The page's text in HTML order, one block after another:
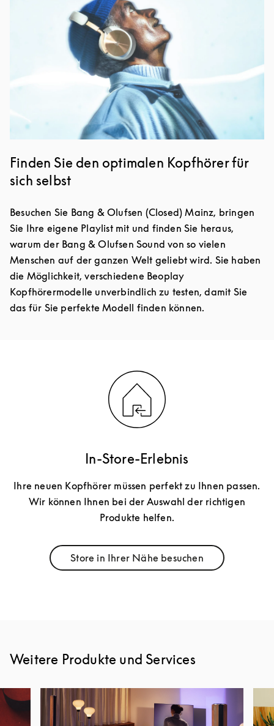
Finden Sie den optimalen Kopfhörer für
sich selbst
Besuchen Sie Bang & Olufsen (Closed) Mainz, bringen
Sie Ihre eigene Playlist mit und finden Sie heraus,
warum der Bang & Olufsen Sound von so vielen
Menschen auf der ganzen Welt geliebt wird. Sie haben
die Möglichkeit, verschiedene Beoplay
Kopfhörermodelle unverbindlich zu testen, damit Sie
das für Sie perfekte Modell finden können.
In-Store-Erlebnis
Ihre neuen Kopfhörer müssen perfekt zu Ihnen passen.
Wir können Ihnen bei der Auswahl der richtigen
Produkte helfen.
Store in Ihrer Nähe besuchen
Link Opens in New Tab
Weitere Produkte und Services